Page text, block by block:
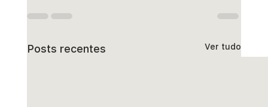
Posts recentes Ver tudo